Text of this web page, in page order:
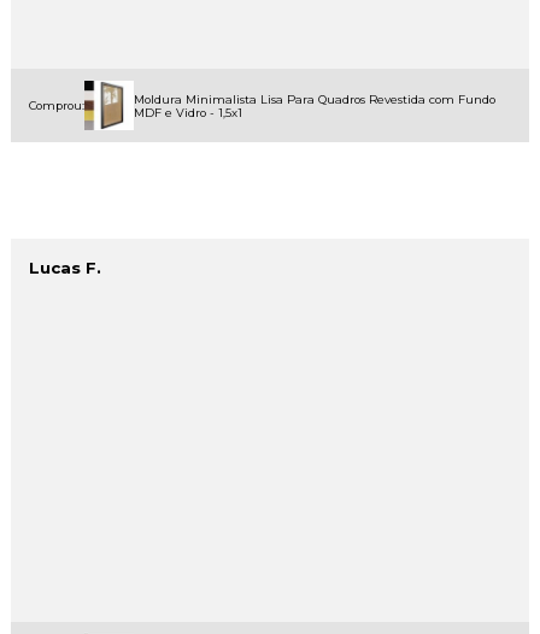
Comprou:
Moldura Minimalista Lisa Para Quadros Revestida com Fundo
MDF e Vidro - 1,5x1
Lucas F.